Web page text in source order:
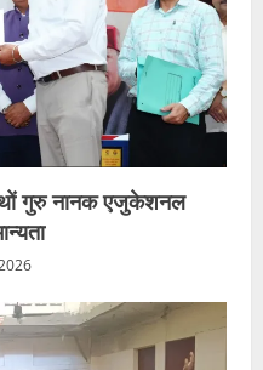
गुरु नानक एजुकेशनल